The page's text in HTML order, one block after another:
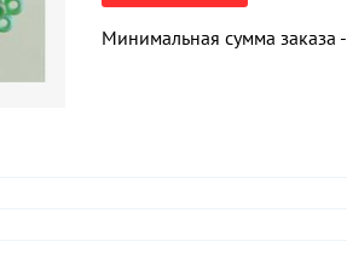
Минимальная сумма заказа -